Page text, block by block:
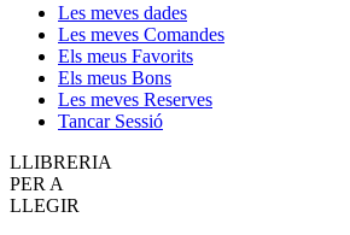
Les meves dades
Les meves Comandes
Els meus Favorits
Els meus Bons
Les meves Reserves
Tancar Sessió
LLIBRERIA
PER A
LLEGIR